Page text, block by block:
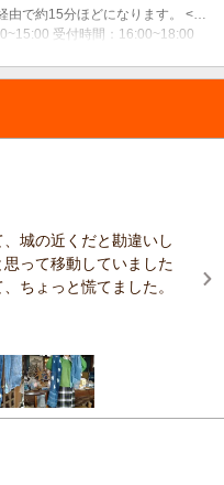
(1)by Car 「東浦IC」を出て、国道28号経由で約15分ほどになります。 <新神戸より約40分/梅田より約1時間15分> parking 駐車場を通り越して、そのまま宿の玄関先にお車を駐車してください。荷物の搬入などが便利ですので、ぜひご利用ください。 by Bus <大阪、神戸方面からお越しの方> 神戸三宮バスターミナルより、高速バスにて「東浦バスターミナル」までお越しください。 「東浦バスターミナル」より、淡路市あわ神あわ姫バス時計回り「釜口」で下車。 「釜口」バス停より、徒歩10分。 ※ 当施設は自然豊かな丘の上に位置しております。そのため、周辺には坂道が多く徒歩での移動が少し大変な場合がございます。そのようなお客様のために、最寄りの「釜口」バス停まで送迎サービスをご用意しております。 また、東浦バスターミナルではレンタカーやタクシーのご利用も可能です。（要予約）
受付時間：16:00~18:00
城の近くだと勘違いし
って移動していました
ちょっと慌てました。